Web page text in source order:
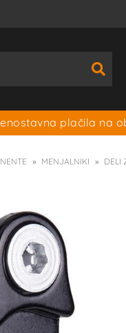
enostavna plačila na
MENJALNIKI DELI